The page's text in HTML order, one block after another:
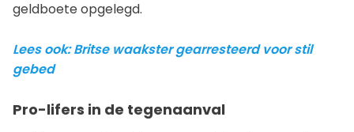
geldboete opgelegd.
Lees ook: Britse waakster gearresteerd voor stil
gebed
Pro-lifers in de tegenaanval